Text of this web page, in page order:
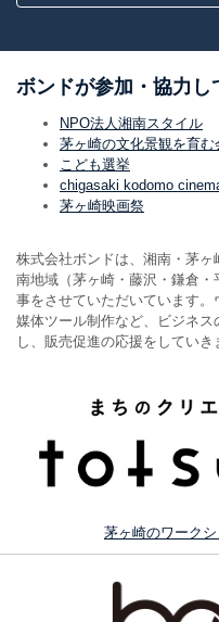
ボンドが参加・協力し
NPO法人湘南スタイル
茅ヶ崎の文化景観を育む
こども選挙
chigasaki kodomo
茅ヶ崎映画祭
株式会社ボンドは、湘南・茅
南地域（茅ヶ崎・藤沢・鎌倉
事をさせていただいています
媒体ツール制作など、ビジネ
し、販売促進の応援をしていき
茅ヶ崎のワーク